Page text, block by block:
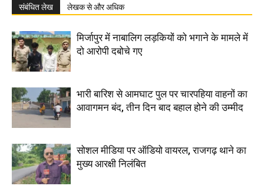
संबंधित लेख लेखक से और अधिक
मिर्जापुर में नाबालिग लड़कियों को भगाने के मामले में
दो आरोपी दबोचे गए
भारी बारिश से आमघाट पुल पर चारपहिया वाहनों का
आवागमन बंद, तीन दिन बाद बहाल होने की उम्मीद
सोशल मीडिया पर ऑडियो वायरल, राजगढ़ थाने का
मुख्य आरक्षी निलंबित